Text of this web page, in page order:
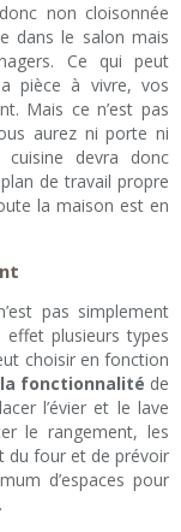
non cloisonnée
dans le salon mais
Ce qui peut
pièce à vivre, vos
Mais ce n’est pas
aurez ni porte ni
devra donc
de travail propre
la maison est en
pas simplement
plusieurs types
choisir en fonction
la fonctionnalité de
l’évier et le lave
le rangement, les
du four et de prévoir
d’espaces pour